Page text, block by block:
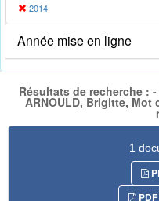
2014
Année mise en ligne
Résultats de recherche :
ARNOULD, Brigitte,
1